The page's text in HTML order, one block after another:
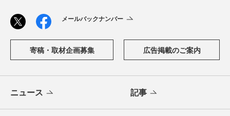
メールバックナンバー
寄稿・取材企画募集 広告掲載のご案内
ニュース 記事